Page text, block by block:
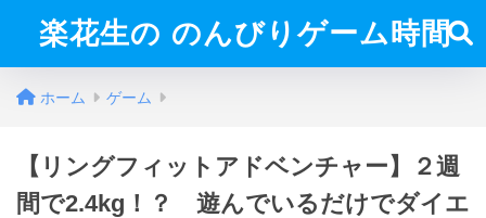
楽花生の のんびりゲーム時間
ホーム ゲーム
【リングフィットアドベンチャー】２週
間で2.4kg！？ 遊んでいるだけでダイエ